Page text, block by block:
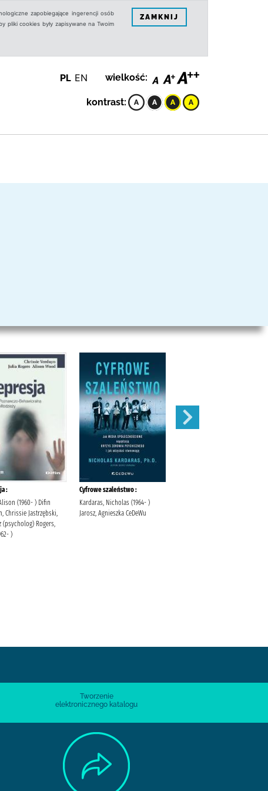
zapobiegające ingerencji osób
pliki cookies były zapisywane na Twoim
ZAMKNIJ
PL EN wielkość:
kontrast:
:
(1960- ) Difin
Chrissie Jastrzębski,
(psycholog) Rogers,
)
Cyfrowe szaleństwo :
Kardaras, Nicholas (1964- )
Jarosz, Agnieszka CeDeWu
Tworzenie
elektronicznego katalogu